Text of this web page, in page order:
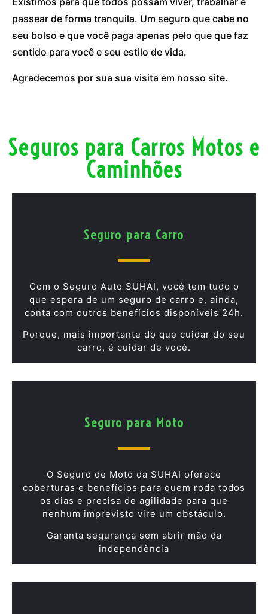
passear de forma tranquila. Um seguro que cabe no
seu bolso e que você paga apenas pelo que que faz
sentido para você e seu estilo de vida.
Agradecemos por sua sua visita em nosso site.
Seguros para Carros Motos e
Caminhões
Seguro para Carro
Com o Seguro Auto SUHAI, você tem tudo o
que espera de um seguro de carro e, ainda,
conta com outros benefícios disponíveis 24h.
Porque, mais importante do que cuidar do seu
carro, é cuidar de você.
Seguro para Moto
O Seguro de Moto da SUHAI oferece
coberturas e benefícios para quem roda todos
os dias e precisa de agilidade para que
nenhum imprevisto vire um obstáculo.
Garanta segurança sem abrir mão da
independência